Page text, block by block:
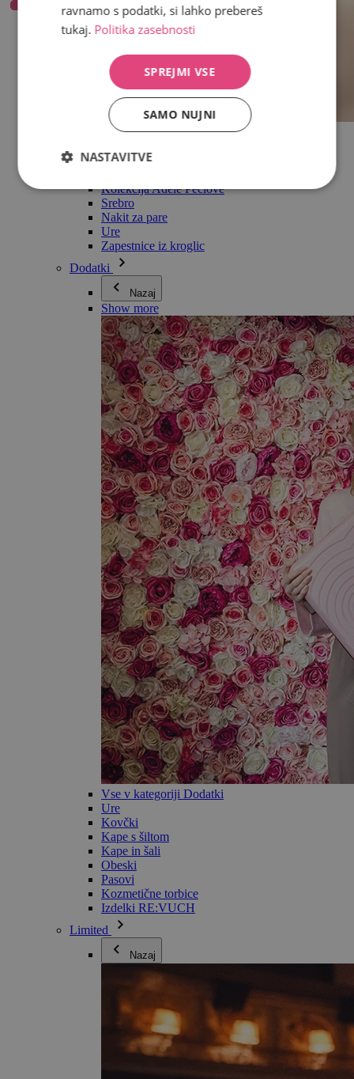
Vse v kategoriji Nakit
Zapestnice
Kolekcija Adéle Pečlové
Srebro
Nakit za pare
Ure
Zapestnice iz kroglic
Dodatki
Nazaj
Show more
Vse v kategoriji Dodatki
Ure
Kovčki
Kape s šiltom
Kape in šali
Obeski
Pasovi
Kozmetične torbice
Izdelki RE:VUCH
Limited
Nazaj
ravnamo s podatki, si lahko prebereš
tukaj. Politika zasebnosti
SPREJMI VSE
SAMO NUJNI
NASTAVITVE